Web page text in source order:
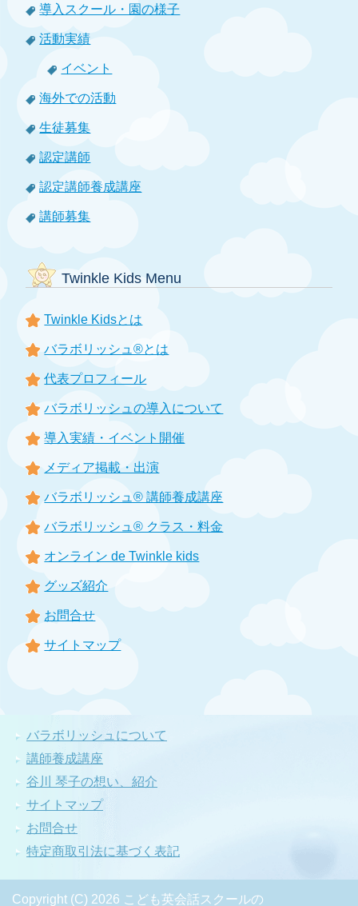
導入スクール・園の様子
活動実績
イベント
海外での活動
生徒募集
認定講師
認定講師養成講座
講師募集
Twinkle Kids Menu
Twinkle Kidsとは
バラボリッシュ®とは
代表プロフィール
バラボリッシュの導入について
導入実績・イベント開催
メディア掲載・出演
バラボリッシュ® 講師養成講座
バラボリッシュ® クラス・料金
オンライン de Twinkle kids
グッズ紹介
お問合せ
サイトマップ
バラボリッシュについて
講師養成講座
谷川 琴子の想い、紹介
サイトマップ
お問合せ
特定商取引法に基づく表記
Copyright (C) 2026 こども英会話スクールの